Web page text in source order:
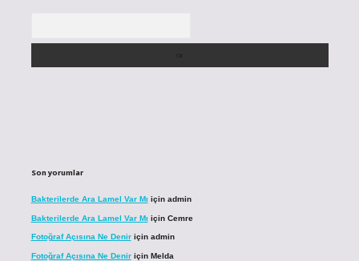
Son yorumlar
Bakterilerde Ara Lamel Var Mı için admin
Bakterilerde Ara Lamel Var Mı için Cemre
Fotoğraf Açısına Ne Deniriçin admin
Fotoğraf Açısına Ne Deniriçin Melda